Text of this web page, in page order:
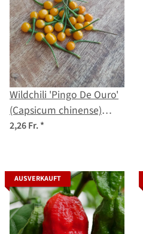
Wildchili 'Pingo De Ouro'
(Capsicum chinense)
Samen
2,26 Fr.*
AUSVERKAUFT